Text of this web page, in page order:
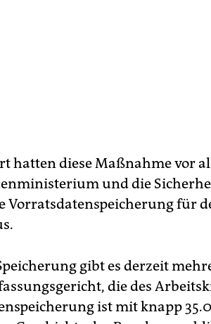
hatten diese Maßnahme vor
und die
Vorratsdatenspeicherung für
gibt es derzeit
die des
ist mit knapp